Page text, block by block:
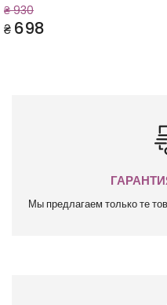
₴ 930
₴ 698
Мы предлагаем только те